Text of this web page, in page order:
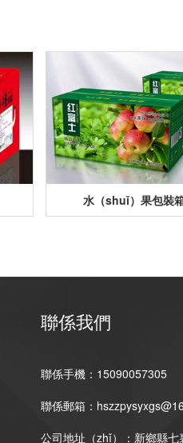
水（shuǐ）果包裝
聯係我們
聯係手機：15090057305
聯係郵箱：
公司地址（zhǐ）：新鄉縣七